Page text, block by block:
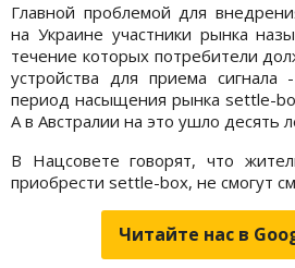
Главной проблемой для
на Украине участники рынка
течение которых потребители
устройства для приема
период насыщения рынка settle-
А в Австралии на это ушло десять
В Нацсовете говорят, что
приобрести settle-box, не смогут
Читайте нас в